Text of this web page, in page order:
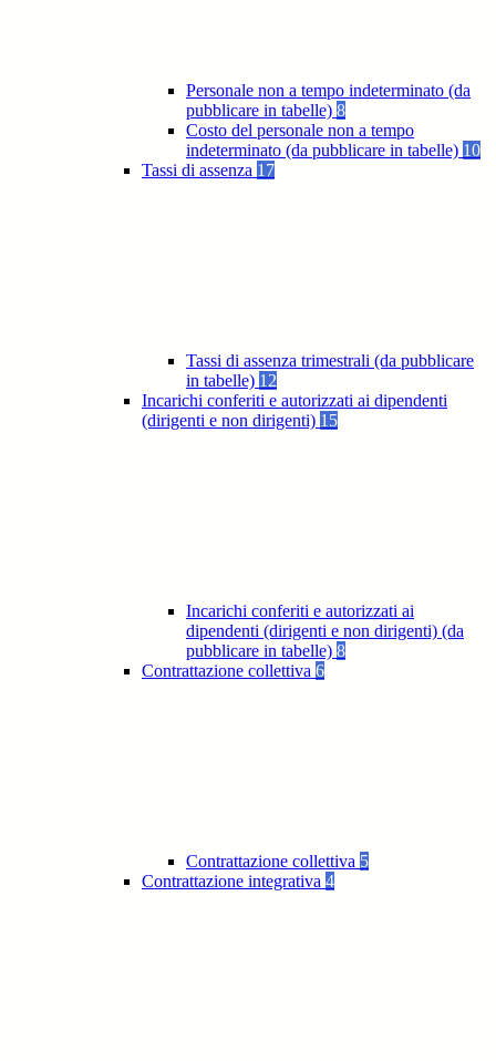
Personale non a tempo indeterminato (da
pubblicare in tabelle) 8
Costo del personale non a tempo
indeterminato (da pubblicare in tabelle) 10
Tassi di assenza 17
Tassi di assenza trimestrali (da pubblicare
in tabelle) 12
Incarichi conferiti e autorizzati ai dipendenti
(dirigenti e non dirigenti) 15
Incarichi conferiti e autorizzati ai
dipendenti (dirigenti e non dirigenti) (da
pubblicare in tabelle) 8
Contrattazione collettiva 6
Contrattazione collettiva 5
Contrattazione integrativa 4